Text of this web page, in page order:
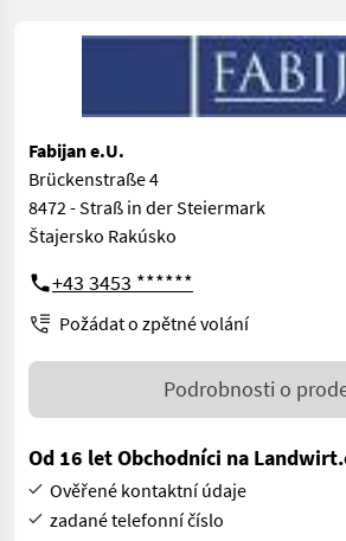
Fabijan e.U.
Brückenstraße 4
8472 - Straß in der Steiermark
Štajersko Rakúsko
+43 3453 ******
Požádat o zpětné volání
Podrobnosti o
Od 16 let Obchodníci na
Ověřené kontaktní údaje
zadané telefonní číslo